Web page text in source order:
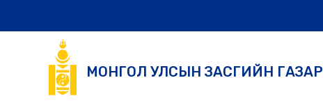
МОНГОЛ УЛСЫН ЗАСГИЙН ГАЗАР